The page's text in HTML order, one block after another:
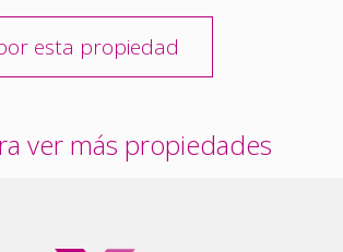
esta propiedad
ver más propiedades